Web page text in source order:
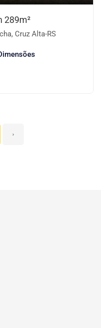
289m²
Cruz Alta-RS
›